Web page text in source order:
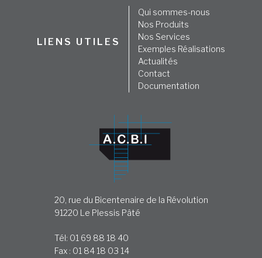
LIENS UTILES
Qui sommes-nous
Nos Produits
Nos Services
Exemples Réalisations
Actualités
Contact
Documentation
20, rue du Bicentenaire de la Révolution
91220 Le Plessis Pâté
Tél: 01 69 88 18 40
Fax : 01 84 18 03 14